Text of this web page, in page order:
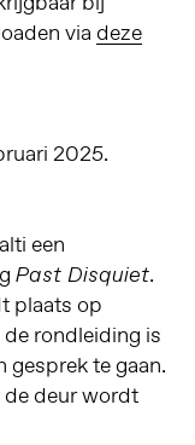
via deze
2025.
een
Past Disquiet.
plaats op
rondleiding is
gesprek te gaan.
de deur wordt